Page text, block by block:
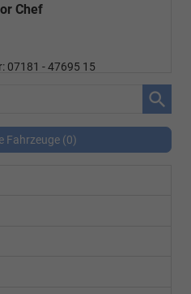
Chef
07181 - 47695 15
Fahrzeuge (0)